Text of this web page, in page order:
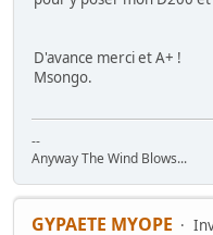
D'avance merci et A+ !
Msongo.
--
Anyway The Wind Blows...
GYPAETE MYOPE